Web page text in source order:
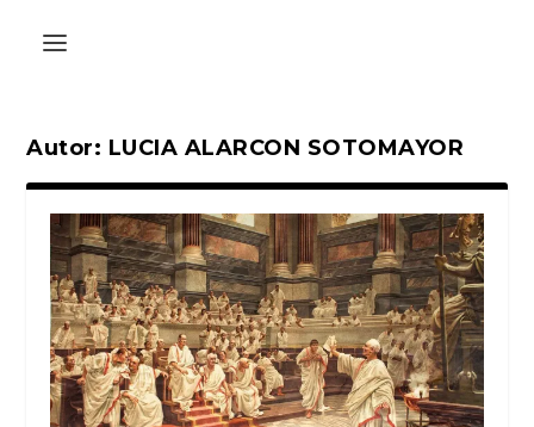
Autor: LUCIA ALARCON SOTOMAYOR